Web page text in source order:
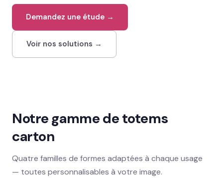
Blog
02 78 77 53 93
Demandez une étude →
Voir nos solutions →
Notre gamme de totems
carton
Quatre familles de formes adaptées à chaque usage
— toutes personnalisables à votre image.